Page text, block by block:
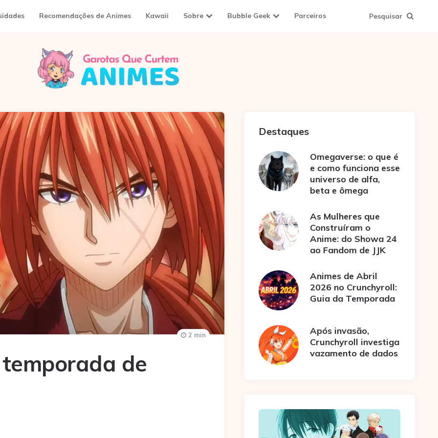
Recomendações de Animes Kawaii Sobre Bubble Geek Parceiros Pesquisar
de
2 min
Destaques
Omegaverse: o que é
e como funciona esse
universo de alfa,
beta e ômega
As Mulheres que
Construíram o
Anime: do Showa 24
ao Fandom de JJK
Animes de Abril
2026 no Crunchyroll:
Guia da Temporada
Após invasão,
Crunchyroll investiga
vazamento de dados